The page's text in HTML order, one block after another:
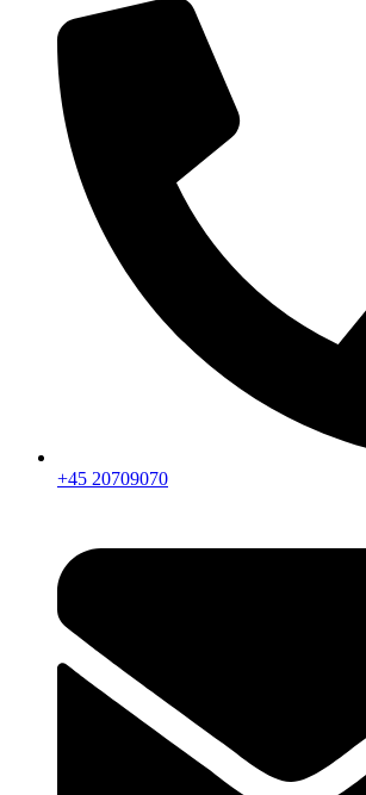
+45 20709070